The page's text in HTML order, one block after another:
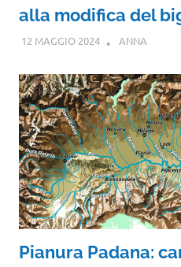
alla modifica del
12 MAGGIO 2024 ANNA
Pianura Padana: